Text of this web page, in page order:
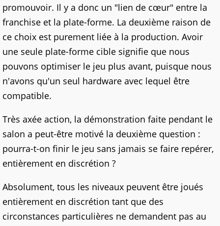
promouvoir. Il y a donc un "lien de cœur" entre la
franchise et la plate-forme. La deuxième raison de
ce choix est purement liée à la production. Avoir
une seule plate-forme cible signifie que nous
pouvons optimiser le jeu plus avant, puisque nous
n'avons qu'un seul hardware avec lequel être
compatible.
Très axée action, la démonstration faite pendant le
salon a peut-être motivé la deuxième question :
pourra-t-on finir le jeu sans jamais se faire repérer,
entièrement en discrétion ?
Absolument, tous les niveaux peuvent être joués
entièrement en discrétion tant que des
circonstances particulières ne demandent pas au